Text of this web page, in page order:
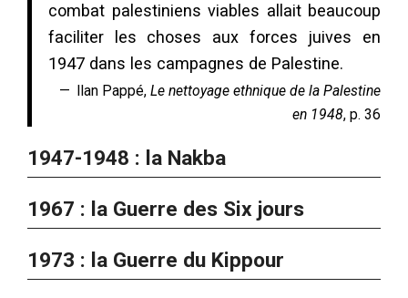
combat palestiniens viables allait beaucoup
faciliter les choses aux forces juives en
1947 dans les campagnes de Palestine.
Ilan Pappé, Le nettoyage ethnique de la Palestine
en 1948, p. 36
1947-1948 : la Nakba
1967 : la Guerre des Six jours
1973 : la Guerre du Kippour